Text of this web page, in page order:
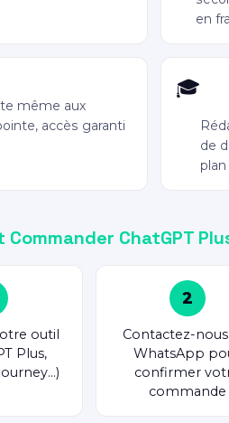
en
même aux
accès garanti
🎓
de
Commander ChatGPT
outil
Plus,
2
Contactez-
WhatsApp
confirmer
commande